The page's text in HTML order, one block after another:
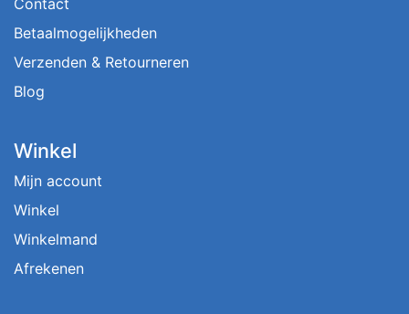
Contact
Betaalmogelijkheden
Verzenden & Retourneren
Blog
Winkel
Mijn account
Winkel
Winkelmand
Afrekenen